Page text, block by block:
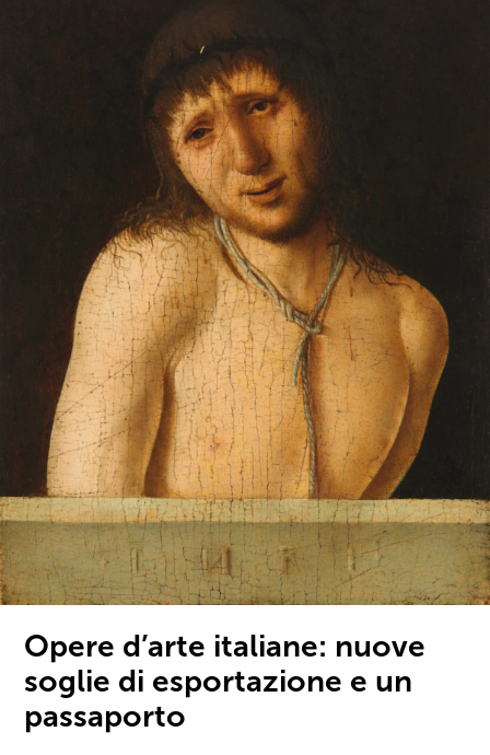
Opere d’arte italiane: nuove
soglie di esportazione e un
passaporto